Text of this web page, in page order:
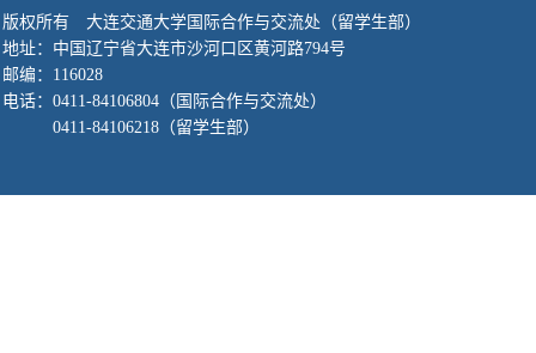
版权所有 大连交通大学国际合作与交流处（留学生部）
地址：中国辽宁省大连市沙河口区黄河路794号
邮编：116028
电话： 0411-84106804 （国际合作与交流处）
0411-84106218 （留学生部）